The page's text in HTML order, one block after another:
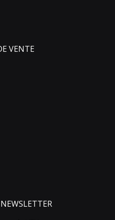
VENTE